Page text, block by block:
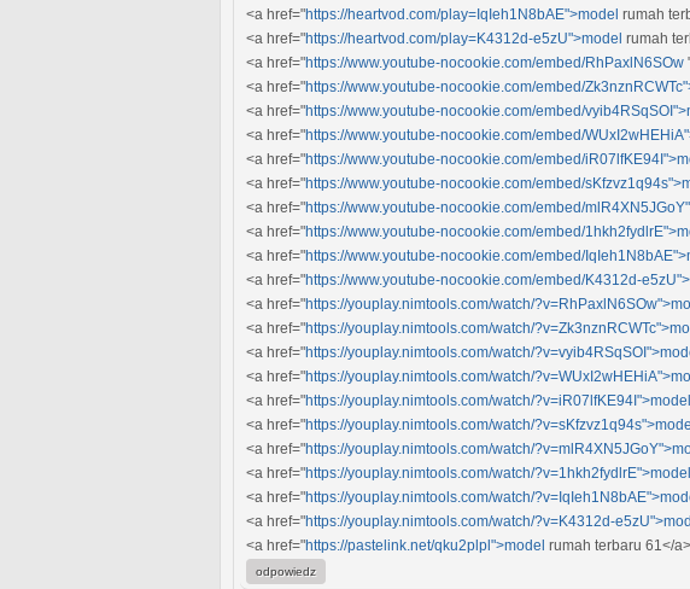
<a href="https://heartvod.com/play=IqIeh1N8bAE">model rumah
<a href="https://heartvod.com/play=K4312d-e5zU">model rumah
<a href="https://www.youtube-nocookie.com/embed/RhPaxlN6SOw
<a href="https://www.youtube-nocookie.com/embed/
<a href="https://www.youtube-nocookie.com/embed/
<a href="https://www.youtube-nocookie.com/embed/
<a href="https://www.youtube-nocookie.com/embed/
<a href="https://www.youtube-nocookie.com/embed/
<a href="https://www.youtube-nocookie.com/embed/
<a href="https://www.youtube-nocookie.com/embed/
<a href="https://www.youtube-nocookie.com/embed/
<a href="https://www.youtube-nocookie.com/embed/K4312d-
<a href="https://youplay.nimtools.com/watch/
<a href="https://youplay.nimtools.com/watch/
<a href="https://youplay.nimtools.com/watch/
<a href="https://youplay.nimtools.com/watch/
<a href="https://youplay.nimtools.com/watch/?v=iR07lfKE94I">model
<a href="https://youplay.nimtools.com/watch/
<a href="https://youplay.nimtools.com/watch/
<a href="https://youplay.nimtools.com/watch/?v=1hkh2fydlrE">model
<a href="https://youplay.nimtools.com/watch/
<a href="https://youplay.nimtools.com/watch/?v=K4312d-
<a href="https://pastelink.net/qku2plpl">model rumah terbaru 61</a>
odpowiedz